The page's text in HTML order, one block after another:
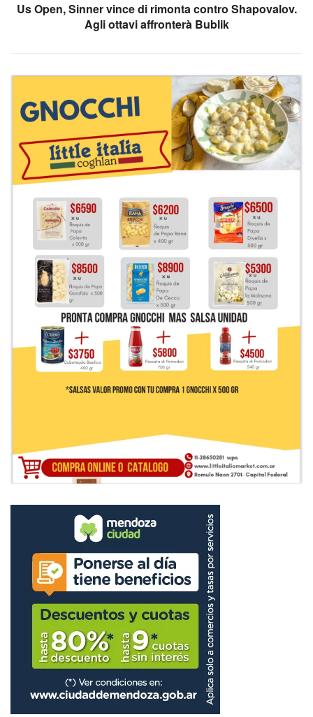
Us Open, Sinner vince di rimonta contro Shapovalov.
Agli ottavi affronterà Bublik